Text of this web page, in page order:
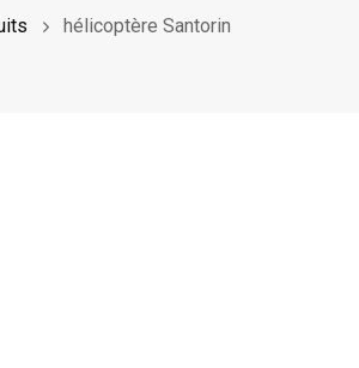
hélicoptère Santorin